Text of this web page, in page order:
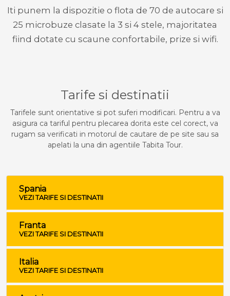
Iti punem la dispozitie o flota de 70 de autocare si
25 microbuze clasate la 3 si 4 stele, majoritatea
fiind dotate cu scaune confortabile, prize si wifi.
Tarife si destinatii
Tarifele sunt orientative si pot suferi modificari. Pentru a va
asigura ca tariful pentru plecarea dorita este cel corect, va
rugam sa verificati in motorul de cautare de pe site sau sa
apelati la una din agentiile Tabita Tour.
Spania
VEZI TARIFE SI DESTINATII
Franta
VEZI TARIFE SI DESTINATII
Italia
VEZI TARIFE SI DESTINATII